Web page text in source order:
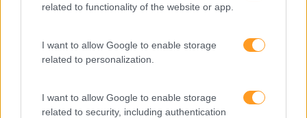
related to functionality of the website or app.
I want to allow Google to enable storage
related to personalization.
I want to allow Google to enable storage
related to security, including authentication
de competências e soluções de aprendizagem. Estamos
Ver todas as formações